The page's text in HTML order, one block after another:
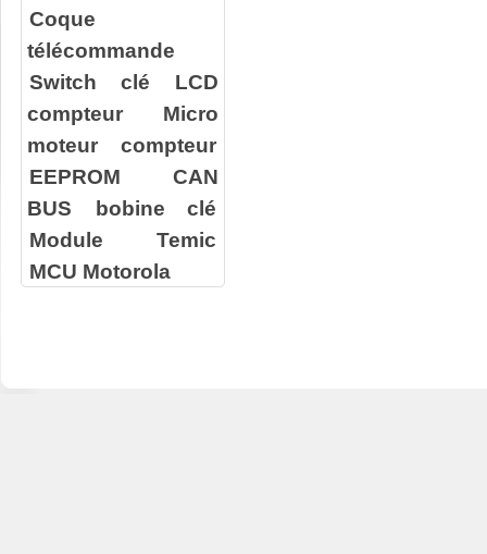
Coque
télécommande
Switch clé
LCD
compteur
Micro
moteur compteur
EEPROM
CAN
BUS
bobine clé
Module Temic
MCU Motorola